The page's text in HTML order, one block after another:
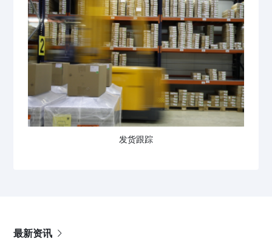
发货跟踪
最新资讯